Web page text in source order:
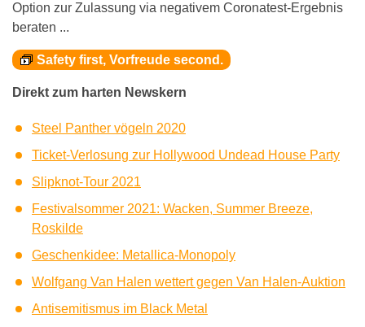
Option zur Zulassung via negativem Coronatest-Ergebnis
beraten ...
Safety first, Vorfreude second.
Direkt zum harten Newskern
Steel Panther vögeln 2020
Ticket-Verlosung zur Hollywood Undead House Party
Slipknot-Tour 2021
Festivalsommer 2021: Wacken, Summer Breeze,
Roskilde
Geschenkidee: Metallica-Monopoly
Wolfgang Van Halen wettert gegen Van Halen-Auktion
Antisemitismus im Black Metal